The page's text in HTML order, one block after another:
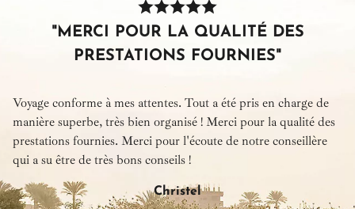
"MERCI POUR LA QUALITÉ DES
PRESTATIONS FOURNIES"
Voyage conforme à mes attentes. Tout a été pris en charge de
manière superbe, très bien organisé ! Merci pour la qualité des
prestations fournies. Merci pour l'écoute de notre conseillère
qui a su être de très bons conseils !
Christel